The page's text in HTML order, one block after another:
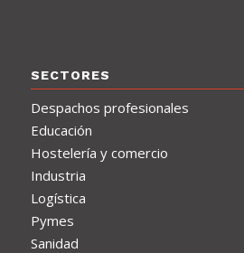
SECTORES
Despachos profesionales
Educación
Hostelería y comercio
Industria
Logística
Pymes
Sanidad